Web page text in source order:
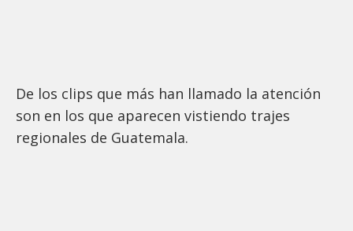
De los clips que más han llamado la atención
son en los que aparecen vistiendo trajes
regionales de Guatemala.